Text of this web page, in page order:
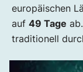
europäischen
auf 49 Tage
traditionell